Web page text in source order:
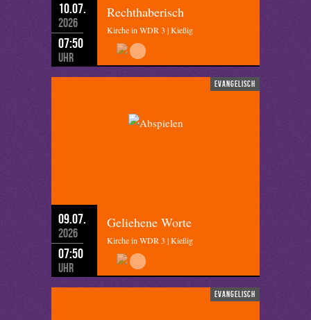
10.07.
2026
07:50
Uhr
Rechthaberisch
Kirche in WDR 3 | Kießig
evangelisch
09.07.
2026
07:50
Uhr
Geliehene Worte
Kirche in WDR 3 | Kießig
evangelisch